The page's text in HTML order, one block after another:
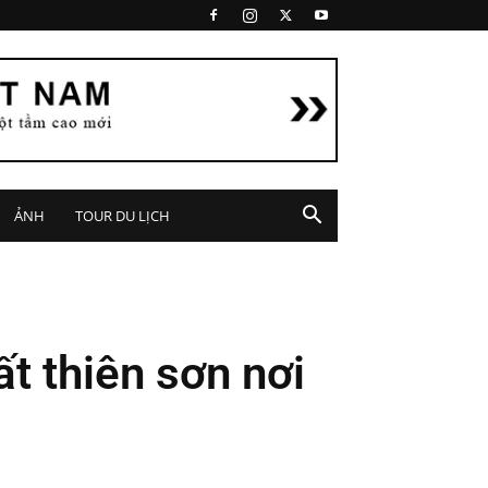
ẢNH TOUR DU LỊCH
thiên sơn nơi